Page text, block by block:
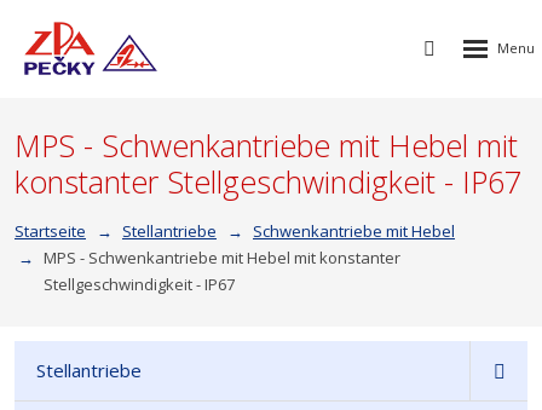
Vyhledávání
Rozbalení
MPS - Schwenkantriebe mit Hebel mit
konstanter Stellgeschwindigkeit - IP67
Startseite Stellantriebe
Schwenkantriebe mit Hebel
MPS - Schwenkantriebe mit Hebel mit konstanter
Stellgeschwindigkeit - IP67
Stellantriebe